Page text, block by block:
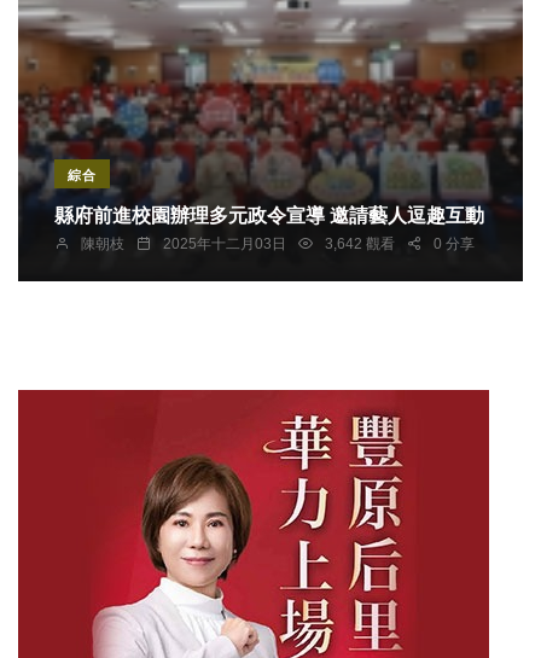
綜合
縣府前進校園辦理多元政令宣導 邀請藝人逗趣互動
陳朝枝 2025年十二月03日 3,642 觀看 0 分享